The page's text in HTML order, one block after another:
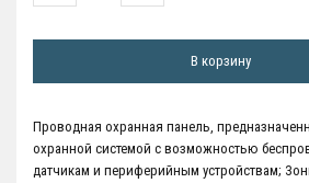
В корзину
Проводная охранная панель,
охранной системой с возможностью
датчикам и периферийным устройствам;